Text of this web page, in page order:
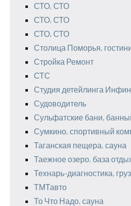
СТО, СТО
СТО, СТО
СТО, СТО
Столица Поморья,
Стройка Ремонт
СТС
Студия детейлинга
Судоводитель
Сульфатские бани,
Сумкино, спортивный
Таганская пещера, сауна
Таежное озеро, база
Технарь-диагностика,
ТМТавто
То Что Надо, сауна